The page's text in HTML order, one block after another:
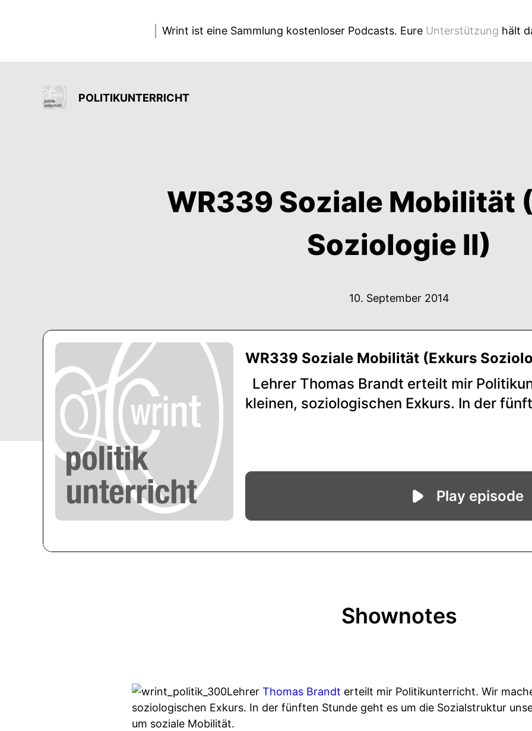
Wrint ist eine Sammlung kostenloser Podcasts. Eure Unterstützung hält
POLITIKUNTERRICHT
WR339 Soziale Mobilität
Soziologie II)
10. September 2014
Shownotes
Lehrer Thomas Brandt erteilt mir Politikunterricht. Wir
soziologischen Exkurs. In der fünften Stunde geht es um die Sozialstruktur
um soziale Mobilität.